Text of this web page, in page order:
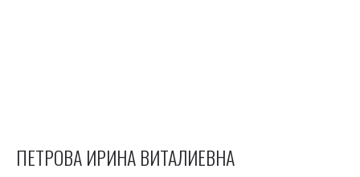
ПЕТРОВА ИРИНА ВИТАЛИЕВНА